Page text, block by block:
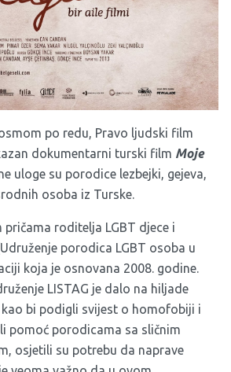
po redu, Pravo ljudski film
dokumentarni turski film Moje
uloge su porodice lezbejki, gejeva,
osoba iz Turske.
pričama roditelja LGBT djece i
porodica LGBT osoba u
koja je osnovana 2008. godine.
LISTAG je dalo na hiljade
bi podigli svijest o homofobiji i
pomoć porodicama sa sličnim
osjetili su potrebu da naprave